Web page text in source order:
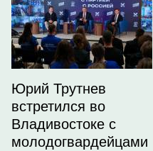
Юрий Трутнев
встретился во
Владивостоке с
молодогвардейцами